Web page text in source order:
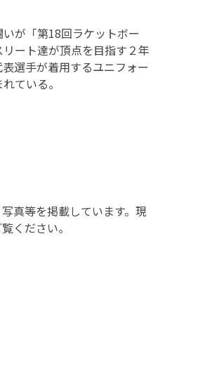
が「第18回ラケットボー
ート達が頂点を目指す２年
選手が着用するユニフォー
ている。
真等を掲載しています。現
ください。